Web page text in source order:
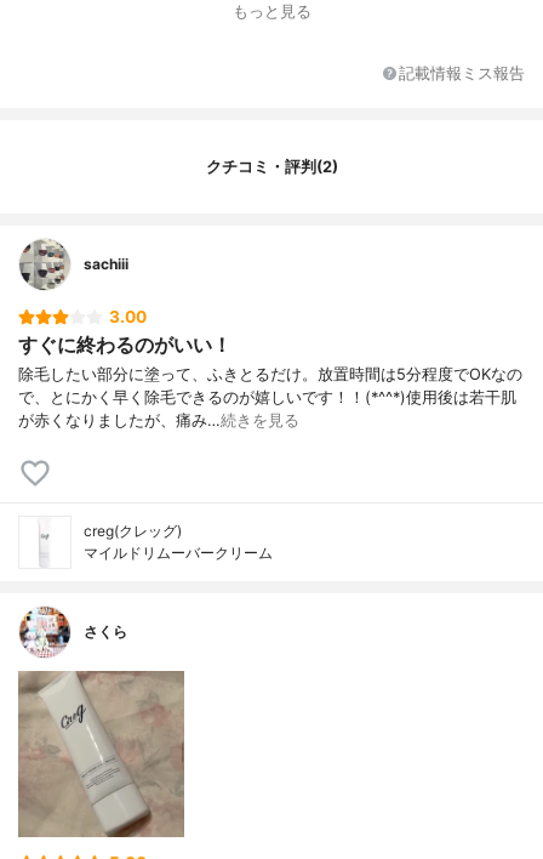
ール、パラフィン、流動パラフィン、シア
ソエキス（1）、香料、1,3-プチレングリコ
もっと見る
記載情報ミス報告
クチコミ・評判(2)
sachiii
3.00
すぐに終わるのがいい！
除毛したい部分に塗って、ふきとるだけ。放置時間は5分程度でOKなの
で、とにかく早く除毛できるのが嬉しいです！！(*^^*)使用後は若干肌
が赤くなりましたが、痛み…続きを見る
creg(クレッグ)
マイルドリムーバークリーム
さくら